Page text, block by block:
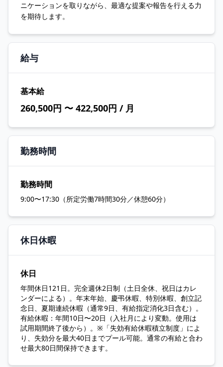
ニケーションを取りながら、最適な提案や報告を行える力
を期待します。
給与
基本給
260,500円 〜 422,500円 / 月
勤務時間
勤務時間
9:00〜17:30（所定労働7時間30分／休憩60分）
休日休暇
休日
年間休日121日。完全週休2日制（土日全休、祝日はカレ
ンダーによる）。年末年始、慶弔休暇、特別休暇、創立記
念日、夏期連続休暇（通常9日、有給指定消化3日含む）。
有給休暇：年間10日〜20日（入社月により変動。使用は
試用期間終了後から）。※「失効有給休暇積立制度」によ
り、失効分を最大40日までプール可能。通常の有給と合わ
せ最大80日間保持できます。